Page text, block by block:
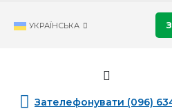
УКРАЇНСЬКА
Зателефонувати (096)